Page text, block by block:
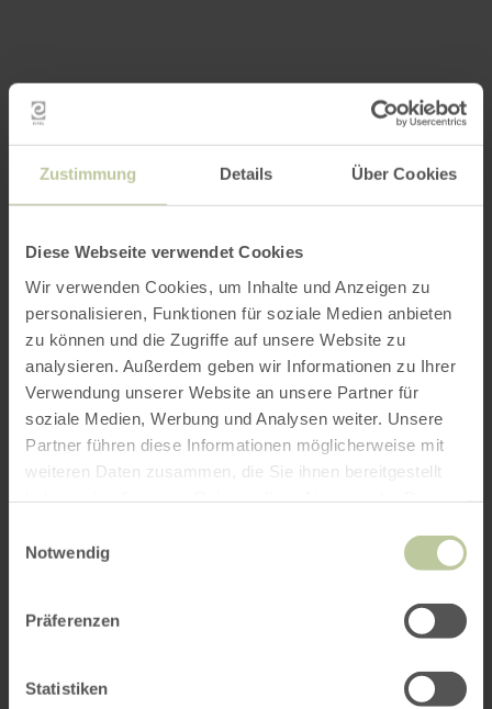
Zustimmung Details Über Cookies
Diese Webseite verwendet Cookies
Wir verwenden Cookies, um Inhalte und Anzeigen zu
personalisieren, Funktionen für soziale Medien anbieten
zu können und die Zugriffe auf unsere Website zu
analysieren. Außerdem geben wir Informationen zu Ihrer
Verwendung unserer Website an unsere Partner für
soziale Medien, Werbung und Analysen weiter. Unsere
Partner führen diese Informationen möglicherweise mit
weiteren Daten zusammen, die Sie ihnen bereitgestellt
Notwendig
Präferenzen
Statistiken